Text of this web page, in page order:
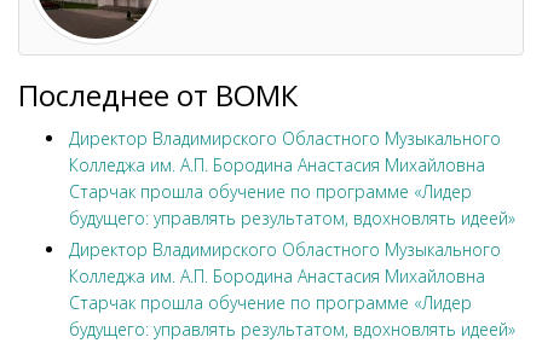
Последнее от ВОМК
Директор Владимирского Областного Музыкального
Колледжа им. А.П. Бородина Анастасия Михайловна
Старчак прошла обучение по программе «Лидер
будущего: управлять результатом, вдохновлять идеей»
Директор Владимирского Областного Музыкального
Колледжа им. А.П. Бородина Анастасия Михайловна
Старчак прошла обучение по программе «Лидер
будущего: управлять результатом, вдохновлять идеей»